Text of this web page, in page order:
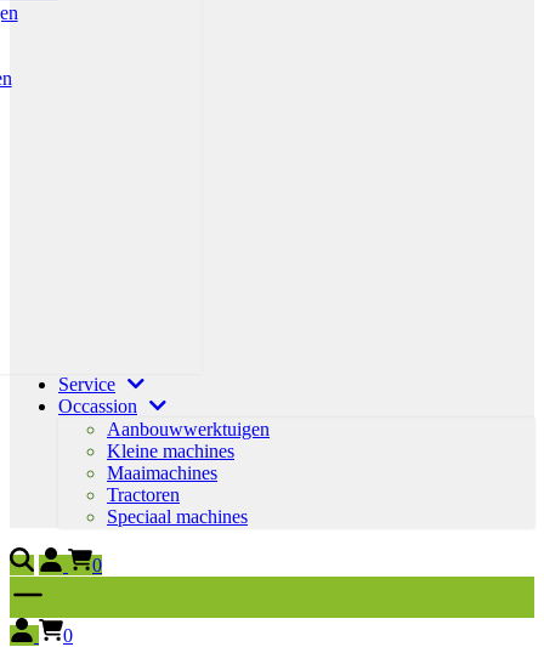
Service
Occassion
Aanbouwwerktuigen
Kleine machines
Maaimachines
Tractoren
Speciaal machines
0
0